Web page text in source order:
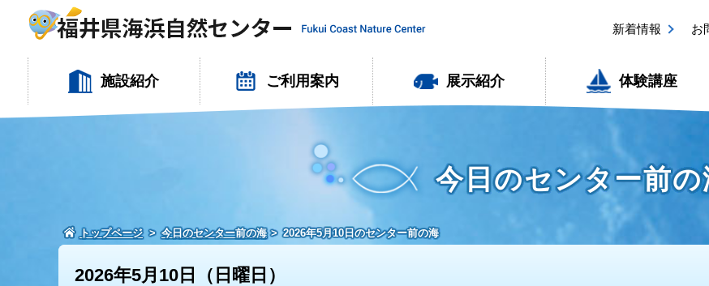
新着情報 お
施設紹介 ご利用案内 展示紹介 体験講座
今日のセンター前の
トップページ 今日のセンター前の海 2026年5月10日のセンター前の海
2026年5月10日（日曜日）